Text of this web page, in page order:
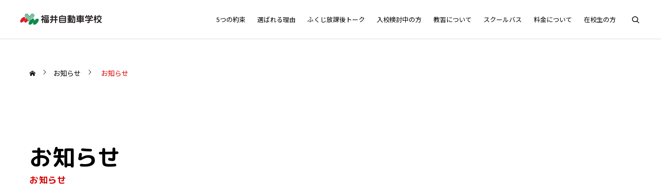
5つの約束 選ばれる理由 ふくじ放課後トーク 入校検討中の方 教習について スクールバス 料金について 在校生の方
お知らせ お知らせ
お知らせ
お知らせ